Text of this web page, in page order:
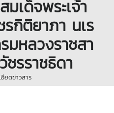
เด็จพระเจ้า
กิติยาภา นเร
มหลวงราชสา
รราชธิดา
อียดข่าวสาร